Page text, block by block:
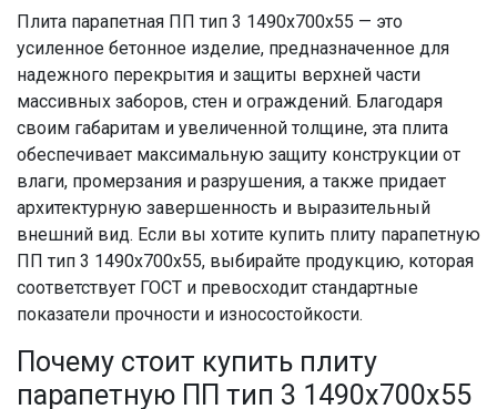
Плита парапетная ПП тип 3 1490x700x55 — это
усиленное бетонное изделие, предназначенное для
надежного перекрытия и защиты верхней части
массивных заборов, стен и ограждений. Благодаря
своим габаритам и увеличенной толщине, эта плита
обеспечивает максимальную защиту конструкции от
влаги, промерзания и разрушения, а также придает
архитектурную завершенность и выразительный
внешний вид. Если вы хотите купить плиту парапетную
ПП тип 3 1490x700x55, выбирайте продукцию, которая
соответствует ГОСТ и превосходит стандартные
показатели прочности и износостойкости.
Почему стоит купить плиту
парапетную ПП тип 3 1490x700x55